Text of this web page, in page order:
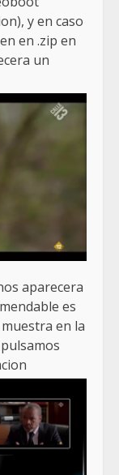
y en caso
en .zip en
un
aparecera
es
en la